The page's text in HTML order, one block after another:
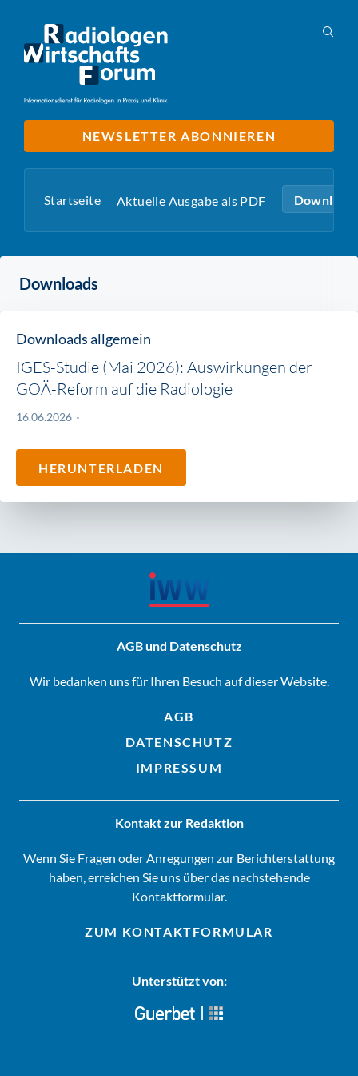
NEWSLETTER ABONNIEREN
Startseite Aktuelle Ausgabe als PDF
Downloads
Downloads allgemein
IGES-Studie (Mai 2026): Auswirkungen der
GOÄ-Reform auf die Radiologie
16.06.2026
HERUNTERLADEN
AGB und Datenschutz
Wir bedanken uns für Ihren Besuch auf dieser Website.
AGB
DATENSCHUTZ
IMPRESSUM
Kontakt zur Redaktion
Wenn Sie Fragen oder Anregungen zur Berichterstattung
haben, erreichen Sie uns über das nachstehende
Kontaktformular.
ZUM KONTAKTFORMULAR
Unterstützt von: